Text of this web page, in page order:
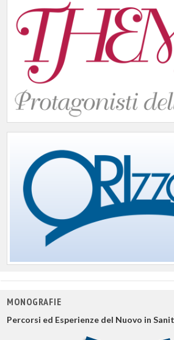
MONOGRAFIE
Percorsi ed Esperienze del Nuovo in